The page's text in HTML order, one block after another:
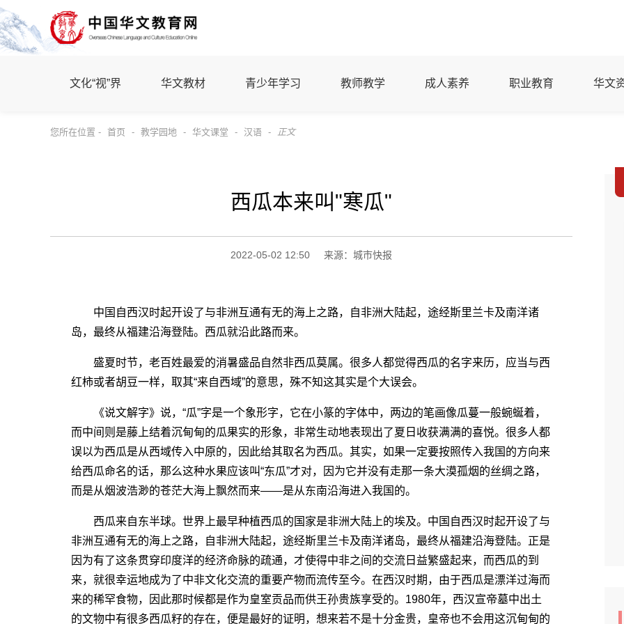
文化“视”界 华文教材 青少年学习 教师教学 成人素养 职业教育 华文
您所在位置 - 首页 - 教学园地 - 华文课堂 - 汉语 - 正文
西瓜本来叫"寒瓜"
2022-05-02 12:50 来源：城市快报
中国自西汉时起开设了与非洲互通有无的海上之路，自非洲大陆起，途经斯里兰卡及南洋诸
岛，最终从福建沿海登陆。西瓜就沿此路而来。
盛夏时节，老百姓最爱的消暑盛品自然非西瓜莫属。很多人都觉得西瓜的名字来历，应当与西
红柿或者胡豆一样，取其“来自西域”的意思，殊不知这其实是个大误会。
《说文解字》说，“瓜”字是一个象形字，它在小篆的字体中，两边的笔画像瓜蔓一般蜿蜒着，
而中间则是藤上结着沉甸甸的瓜果实的形象，非常生动地表现出了夏日收获满满的喜悦。很多人都
误以为西瓜是从西域传入中原的，因此给其取名为西瓜。其实，如果一定要按照传入我国的方向来
给西瓜命名的话，那么这种水果应该叫“东瓜”才对，因为它并没有走那一条大漠孤烟的丝绸之路，
而是从烟波浩渺的苍茫大海上飘然而来――是从东南沿海进入我国的。
西瓜来自东半球。世界上最早种植西瓜的国家是非洲大陆上的埃及。中国自西汉时起开设了与
非洲互通有无的海上之路，自非洲大陆起，途经斯里兰卡及南洋诸岛，最终从福建沿海登陆。正是
因为有了这条贯穿印度洋的经济命脉的疏通，才使得中非之间的交流日益繁盛起来，而西瓜的到
来，就很幸运地成为了中非文化交流的重要产物而流传至今。在西汉时期，由于西瓜是漂洋过海而
来的稀罕食物，因此那时候都是作为皇室贡品而供王孙贵族享受的。1980年，西汉宣帝墓中出土
的文物中有很多西瓜籽的存在，便是最好的证明，想来若不是十分金贵，皇帝也不会用这沉甸甸的